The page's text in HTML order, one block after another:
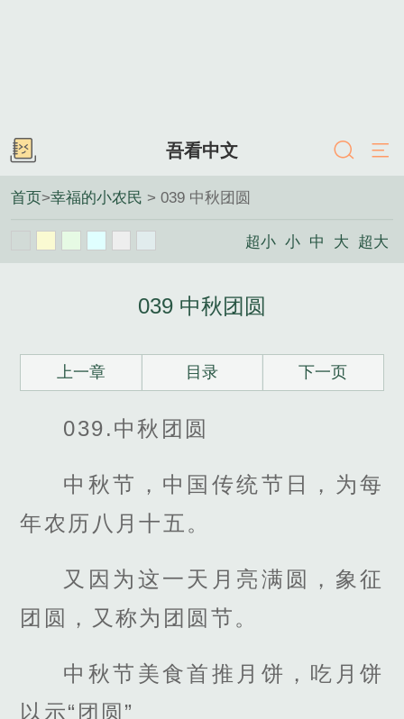
吾看中文
首页>幸福的小农民 > 039 中秋团圆
超小 小 中 大 超大
039 中秋团圆
上一章 目录 下一页
039.中秋团圆
中秋节，中国传统节日，为每
年农历八月十五。
又因为这一天月亮满圆，象征
团圆，又称为团圆节。
中秋节美食首推月饼，吃月饼
以示“团圆”